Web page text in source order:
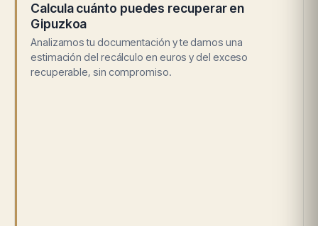
Calcula cuánto puedes recuperar en
Gipuzkoa
Analizamos tu documentación y te damos una
estimación del recálculo en euros y del exceso
recuperable, sin compromiso.